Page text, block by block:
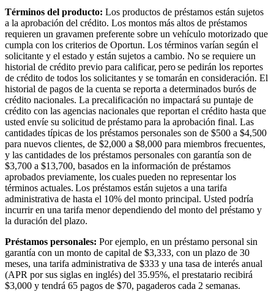
Términos del producto: Los productos de préstamos están sujetos
a la aprobación del crédito. Los montos más altos de préstamos
requieren un gravamen preferente sobre un vehículo motorizado que
cumpla con los criterios de Oportun. Los términos varían según el
solicitante y el estado y están sujetos a cambio. No se requiere un
historial de crédito previo para calificar, pero se pedirán los reportes
de crédito de todos los solicitantes y se tomarán en consideración. El
historial de pagos de la cuenta se reporta a determinados burós de
crédito nacionales. La precalificación no impactará su puntaje de
crédito con las agencias nacionales que reportan el crédito hasta que
usted envíe su solicitud de préstamo para la aprobación final. Las
cantidades típicas de los préstamos personales son de $500 a $4,500
para nuevos clientes, de $2,000 a $8,000 para miembros frecuentes,
y las cantidades de los préstamos personales con garantía son de
$3,700 a $13,700, basados en la información de préstamos
aprobados previamente, los cuales pueden no representar los
términos actuales. Los préstamos están sujetos a una tarifa
administrativa de hasta el 10% del monto principal. Usted podría
incurrir en una tarifa menor dependiendo del monto del préstamo y
la duración del plazo.
Préstamos personales: Por ejemplo, en un préstamo personal sin
garantía con un monto de capital de $3,333, con un plazo de 30
meses, una tarifa administrativa de $333 y una tasa de interés anual
(APR por sus siglas en inglés) del 35.95%, el prestatario recibirá
$3,000 y tendrá 65 pagos de $70, pagaderos cada 2 semanas.